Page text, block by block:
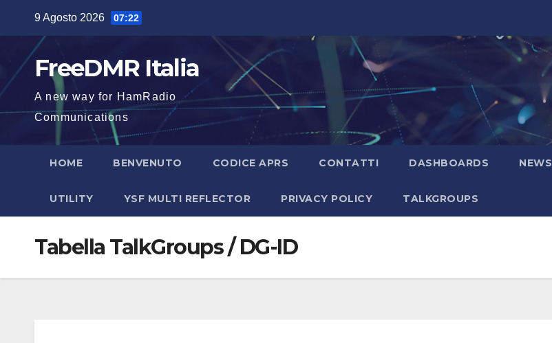
contenuto
9 Agosto 2026 07:22
FreeDMR Italia
A new way for HamRadio
Communications
HOME BENVENUTO CODICE APRS CONTATTI DASHBOARDS NEWS
UTILITY YSF MULTI REFLECTOR PRIVACY POLICY TALKGROUPS
Tabella TalkGroups / DG-ID